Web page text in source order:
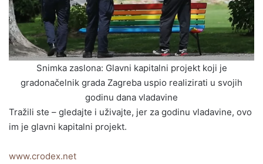
Snimka zaslona: Glavni kapitalni projekt koji je
gradonačelnik grada Zagreba uspio realizirati u svojih
godinu dana vladavine
Tražili ste – gledajte i uživajte, jer za godinu vladavine, ovo
im je glavni kapitalni projekt.
www.crodex.net